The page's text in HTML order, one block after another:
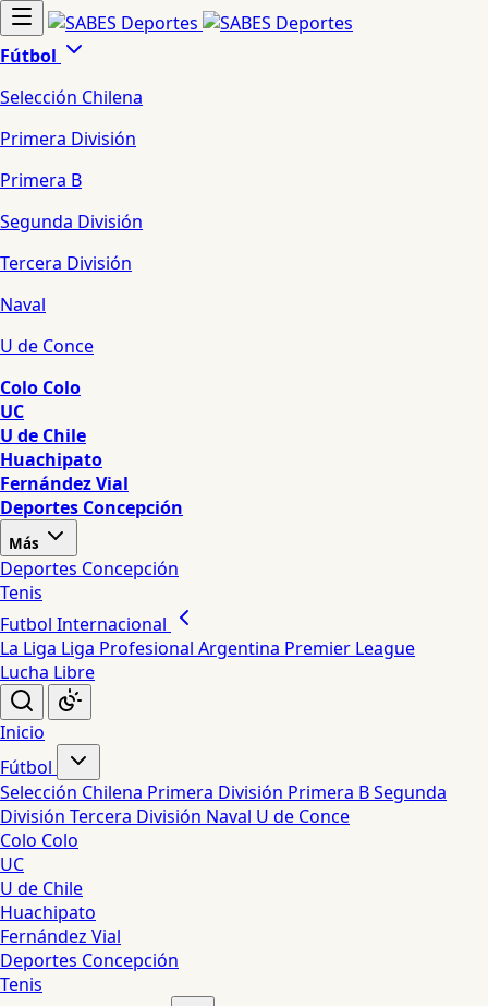
Fútbol
Selección Chilena
Primera División
Primera B
Segunda División
Tercera División
Naval
U de Conce
Colo Colo
UC
U de Chile
Huachipato
Fernández Vial
Deportes Concepción
Más
Deportes Concepción
Tenis
Futbol Internacional
La Liga Liga Profesional Argentina Premier League
Lucha Libre
Inicio
Fútbol
Selección Chilena Primera División Primera BSegunda
División Tercera División Naval U de Conce
Colo Colo
UC
U de Chile
Huachipato
Fernández Vial
Deportes Concepción
Tenis